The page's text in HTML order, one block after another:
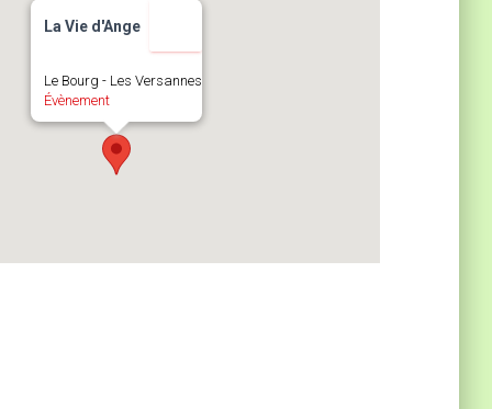
La Vie d'Ange
Le Bourg - Les Versannes
Évènement